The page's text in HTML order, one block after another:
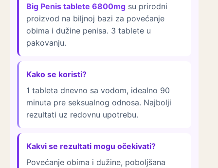
Big Penis tablete 6800mg su prirodni
proizvod na biljnoj bazi za povećanje
obima i dužine penisa. 3 tablete u
pakovanju.
Kako se koristi?
1 tableta dnevno sa vodom, idealno 90
minuta pre seksualnog odnosa. Najbolji
rezultati uz redovnu upotrebu.
Kakvi se rezultati mogu očekivati?
Povećanje obima i dužine, poboljšana